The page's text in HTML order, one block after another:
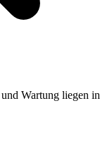
Wartung liegen in